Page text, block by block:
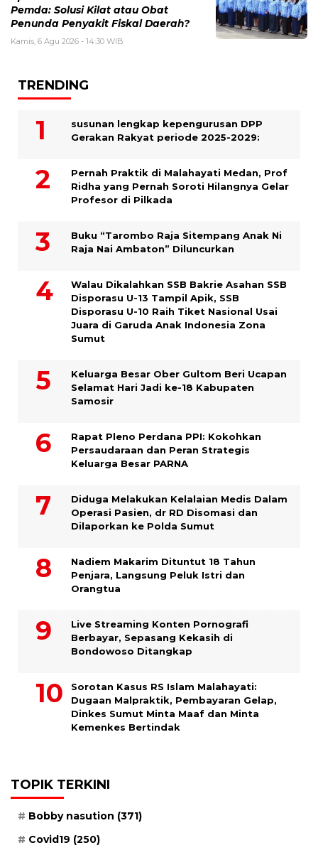
Pemda: Solusi Kilat atau Obat
Penunda Penyakit Fiskal Daerah?
Kamis, 6 Agu 2026 - 14:30 WIB
TRENDING
susunan lengkap kepengurusan DPP
Gerakan Rakyat periode 2025-2029:
Pernah Praktik di Malahayati Medan, Prof
Ridha yang Pernah Soroti Hilangnya Gelar
Profesor di Pilkada
Buku “Tarombo Raja Sitempang Anak Ni
Raja Nai Ambaton” Diluncurkan
Walau Dikalahkan SSB Bakrie Asahan SSB
Disporasu U-13 Tampil Apik, SSB
Disporasu U-10 Raih Tiket Nasional Usai
Juara di Garuda Anak Indonesia Zona
Sumut
Keluarga Besar Ober Gultom Beri Ucapan
Selamat Hari Jadi ke-18 Kabupaten
Samosir
Rapat Pleno Perdana PPI: Kokohkan
Persaudaraan dan Peran Strategis
Keluarga Besar PARNA
Diduga Melakukan Kelalaian Medis Dalam
Operasi Pasien, dr RD Disomasi dan
Dilaporkan ke Polda Sumut
​Nadiem Makarim Dituntut 18 Tahun
Penjara, Langsung Peluk Istri dan
Orangtua
Live Streaming Konten Pornografi
Berbayar, Sepasang Kekasih di
Bondowoso Ditangkap
Sorotan Kasus RS Islam Malahayati:
Dugaan Malpraktik, Pembayaran Gelap,
Dinkes Sumut Minta Maaf dan Minta
Kemenkes Bertindak
TOPIK TERKINI
Bobby nasution (371)
Covid19 (250)